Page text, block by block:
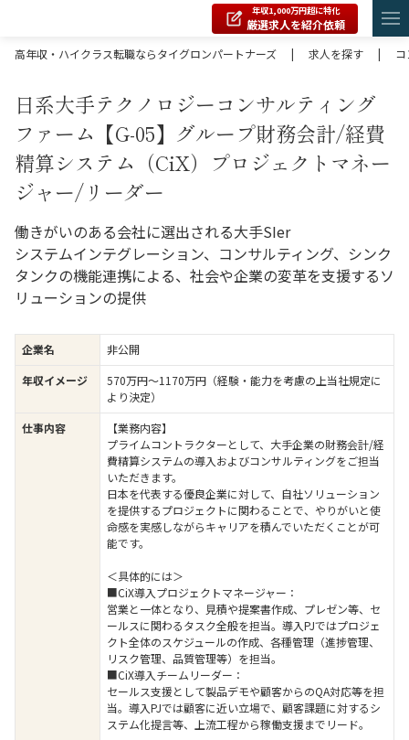
年収1,000万円超に特化
厳選求人を紹介依頼
高年収・ハイクラス転職ならタイグロンパートナーズ
| 求人を探す |
日系大手テクノロジーコンサルティング
ファーム【G-05】グループ財務会計/経費
精算システム（CiX）プロジェクトマネー
ジャー/リーダー
働きがいのある会社に選出される大手SIer
システムインテグレーション、コンサルティング、シンク
タンクの機能連携による、社会や企業の変革を支援するソ
リューションの提供
企業名
非公開
年収イメージ
570万円〜1170万円（経験・能力を考慮の上当社規定に
より決定）
仕事内容
【業務内容】
プライムコントラクターとして、大手企業の財務会計/経
費精算システムの導入およびコンサルティングをご担当
いただきます。
日本を代表する優良企業に対して、自社ソリューション
を提供するプロジェクトに関わることで、やりがいと使
命感を実感しながらキャリアを積んでいただくことが可
能です。
＜具体的には＞
■CiX導入プロジェクトマネージャー：
営業と一体となり、見積や提案書作成、プレゼン等、セ
ールスに関わるタスク全般を担当。導入PJではプロジェ
クト全体のスケジュールの作成、各種管理（進捗管理、
リスク管理、品質管理等）を担当。
■CiX導入チームリーダー：
セールス支援として製品デモや顧客からのQA対応等を担
当。導入PJでは顧客に近い立場で、顧客課題に対するシ
ステム化提言等、上流工程から稼働支援までリード。